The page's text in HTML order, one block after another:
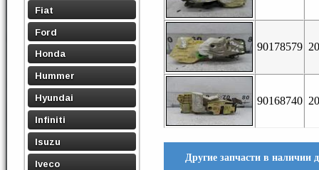
Fiat
Ford
Honda
Hummer
Hyundai
Infiniti
Isuzu
Iveco
90178579
90168740
Другие запчасти в наличии